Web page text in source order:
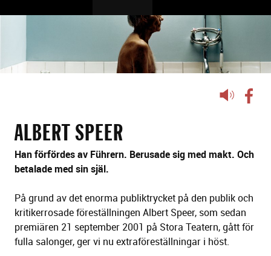
Lyssna
ALBERT SPEER
Han förfördes av Führern. Berusade sig med makt. Och
betalade med sin själ.
På grund av det enorma publiktrycket på den publik och
kritikerrosade föreställningen Albert Speer, som sedan
premiären 21 september 2001 på Stora Teatern, gått för
fulla salonger, ger vi nu extraföreställningar i höst.